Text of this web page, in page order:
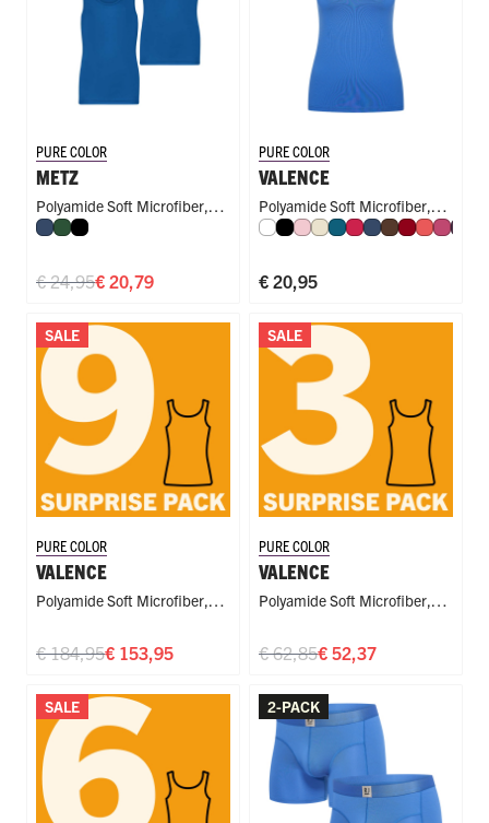
PURE COLOR
METZ
Polyamide Soft Microfiber,
Slim Fit
Donkerblauw
Donkergroen
Zwart
€ 20,79
€ 24,95
PURE COLOR
VALENCE
Polyamide Soft Microfiber,
Singlet
WitZwart
RozeIvoorPetrol
RoodDonkerblauw
Espresso
Koraal
€ 20,95
SALE
PURE COLOR
VALENCE
Polyamide Soft Microfiber,
€ 153,95
€ 184,95
SALE
PURE COLOR
VALENCE
Polyamide Soft Microfiber,
€ 52,37
€ 62,85
SALE 2-PACK